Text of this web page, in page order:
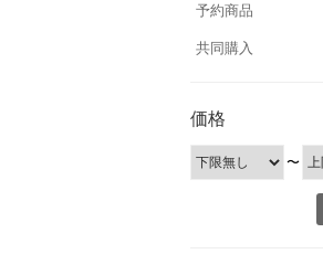
予約商品
共同購入
価格
〜